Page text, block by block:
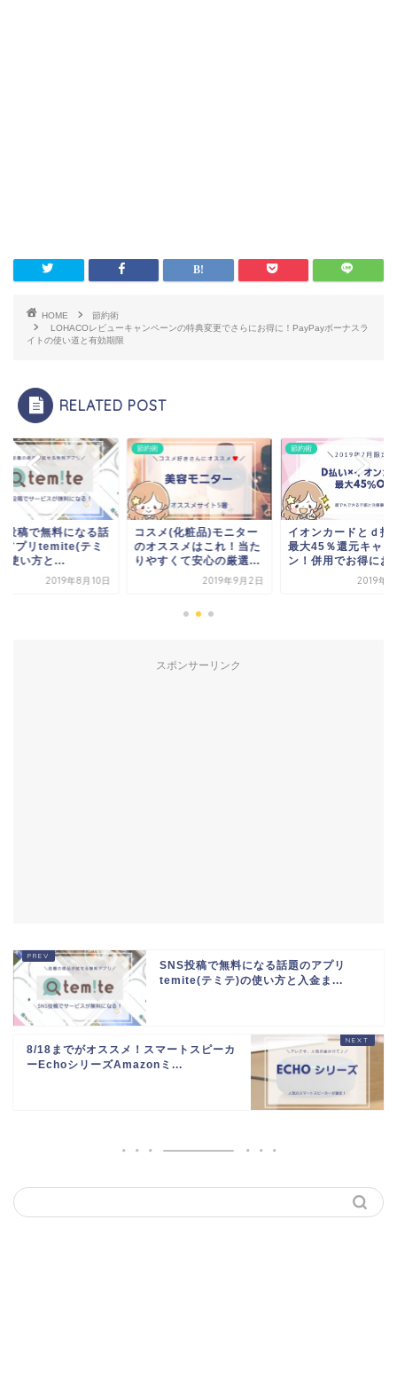
HOME
節約術
LOHACOレビューキャンペーンの特典変更でさらにお得に！PayPayボーナスラ
イトの使い道と有効期限
RELATED POST
投稿で無料になる話
アプリtemite(テミ
使い方と...
2019年8月10日
節約術
コスメ(化粧品)モニター
のオススメはこれ！当た
りやすくて安心の厳選...
2019年9月2日
節約術
イオンカードとｄ払
最大45％還元キャン
ン！併用でお得にお
2019年7
スポンサーリンク
SNS投稿で無料になる話題のアプリ
temite(テミテ)の使い方と入金ま...
8/18までがオススメ！スマートスピーカ
ーEchoシリーズAmazonミ...